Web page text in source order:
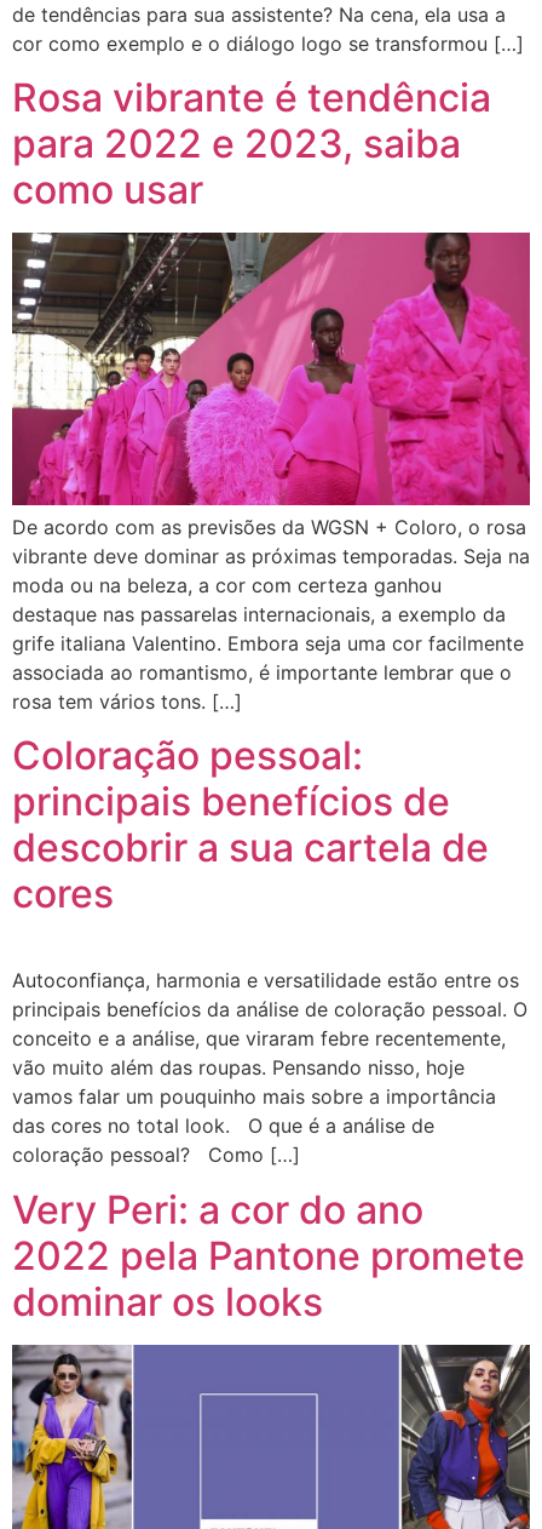
de tendências para sua assistente? Na cena, ela usa a
cor como exemplo e o diálogo logo se transformou […]
Rosa vibrante é tendência
para 2022 e 2023, saiba
como usar
De acordo com as previsões da WGSN + Coloro, o rosa
vibrante deve dominar as próximas temporadas. Seja na
moda ou na beleza, a cor com certeza ganhou
destaque nas passarelas internacionais, a exemplo da
grife italiana Valentino. Embora seja uma cor facilmente
associada ao romantismo, é importante lembrar que o
rosa tem vários tons. […]
Coloração pessoal:
principais benefícios de
descobrir a sua cartela de
cores
Autoconfiança, harmonia e versatilidade estão entre os
principais benefícios da análise de coloração pessoal. O
conceito e a análise, que viraram febre recentemente,
vão muito além das roupas. Pensando nisso, hoje
vamos falar um pouquinho mais sobre a importância
das cores no total look. O que é a análise de
coloração pessoal? Como […]
Very Peri: a cor do ano
2022 pela Pantone promete
dominar os looks